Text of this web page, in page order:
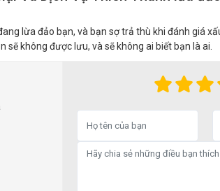
lừa đảo bạn, và bạn sợ trả thù khi đánh giá
không được lưu, và sẽ không ai biết bạn là ai.